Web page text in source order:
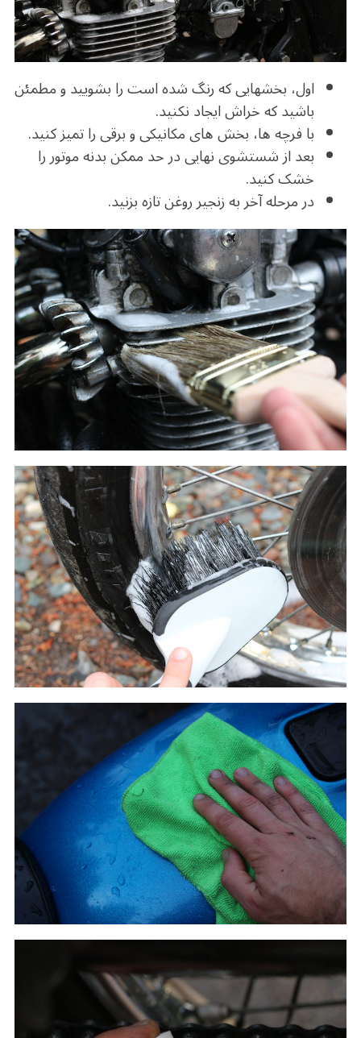
اول، بخشهایی که رنگ شده است را بشویید و مطمئن
باشید که خراش ایجاد نکنید.
با فرچه ها، بخش های مکانیکی و برقی را تمیز کنید.
بعد از شستشوی نهایی در حد ممکن بدنه موتور را
خشک کنید.
در مرحله آخر به زنجیر روغن تازه بزنید.